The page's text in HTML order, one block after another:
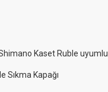
Kaset Ruble uyumlu
Sıkma Kapağı